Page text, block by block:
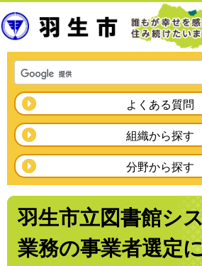
よくある質問
組織から探す
分野から探す
羽生市立図書館シ
業務の事業者選定